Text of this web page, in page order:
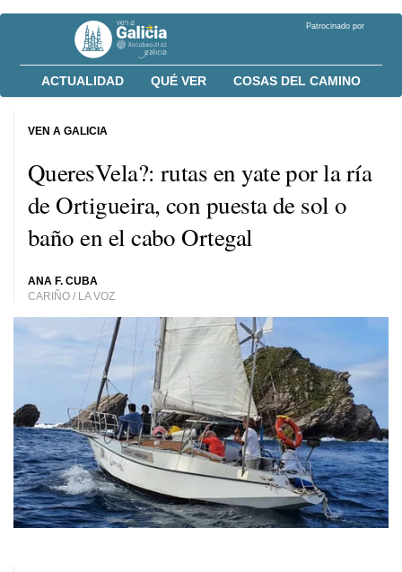
Patrocinado por
ACTUALIDAD QUÉ VER COSAS DEL CAMINO
QueresVela?: rutas en yate por la ría
de Ortigueira, con puesta de sol o
baño en el cabo Ortegal
ANA F. CUBA
CARIÑO / LA VOZ
VEN A GALICIA